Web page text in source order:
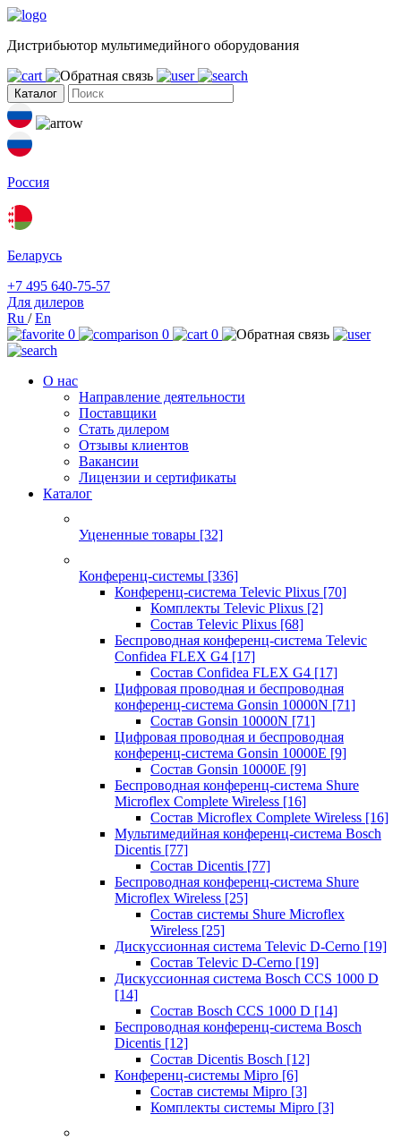
Дистрибьютор мультимедийного оборудования
Каталог
Россия
Беларусь
+7 495 640-75-57
Для дилеров
Ru /En
0
0 0
О нас
Направление деятельности
Поставщики
Стать дилером
Отзывы клиентов
Вакансии
Лицензии и сертификаты
Каталог
Уцененные товары [32]
Конференц-системы [336]
Конференц-система Televic Plixus [70]
Комплекты Televic Plixus [2]
Состав Televic Plixus [68]
Беспроводная конференц-система Televic
Confidea FLEX G4 [17]
Состав Confidea FLEX G4 [17]
Цифровая проводная и беспроводная
конференц-система Gonsin 10000N [71]
Состав Gonsin 10000N [71]
Цифровая проводная и беспроводная
конференц-система Gonsin 10000E [9]
Состав Gonsin 10000E [9]
Беспроводная конференц-система Shure
Microflex Complete Wireless [16]
Состав Microflex Complete Wireless [16]
Мультимедийная конференц-система Bosch
Dicentis [77]
Состав Dicentis [77]
Беспроводная конференц-система Shure
Microflex Wireless [25]
Состав системы Shure Microflex
Wireless [25]
Дискуссионная система Televic D-Cerno [19]
Состав Televic D-Cerno [19]
Дискуссионная система Bosch CCS 1000 D
[14]
Состав Bosch CCS 1000 D [14]
Беспроводная конференц-система Bosch
Dicentis [12]
Состав Dicentis Bosch [12]
Конференц-системы Mipro [6]
Состав системы Mipro [3]
Комплекты системы Mipro [3]